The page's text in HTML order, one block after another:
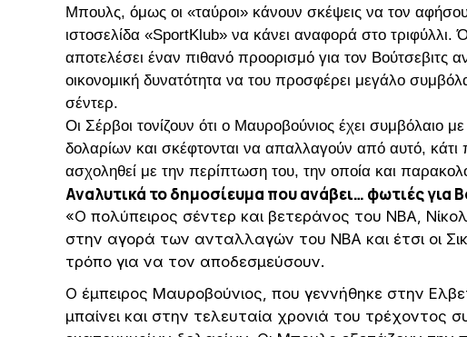
Μπουλς, όμως οι «ταύροι» κάνουν σκέψεις να τον
ιστοσελίδα «SportKlub» να κάνει αναφορά στο
αποτελέσει έναν πιθανό προορισμό για τον Βούτσεβιτς
οικονομική δυνατότητα να του προσφέρει μεγάλο
σέντερ.
Οι Σέρβοι τονίζουν ότι ο Μαυροβούνιος έχει συμβόλαιο
δολαρίων και σκέφτονται να απαλλαγούν από αυτό, κάτι
ασχοληθεί με την περίπτωση του, την οποία και
Αναλυτικά το δημοσίευμα που ανάβει… φωτιές για
«Ο πολύπειρος σέντερ και βετεράνος του ΝΒΑ,
στην αγορά των ανταλλαγών του ΝΒΑ και έτσι οι
τρόπο για να τον αποδεσμεύσουν.
Ο έμπειρος Μαυροβούνιος, που γεννήθηκε στην
μπαίνει και στην τελευταία χρονιά του